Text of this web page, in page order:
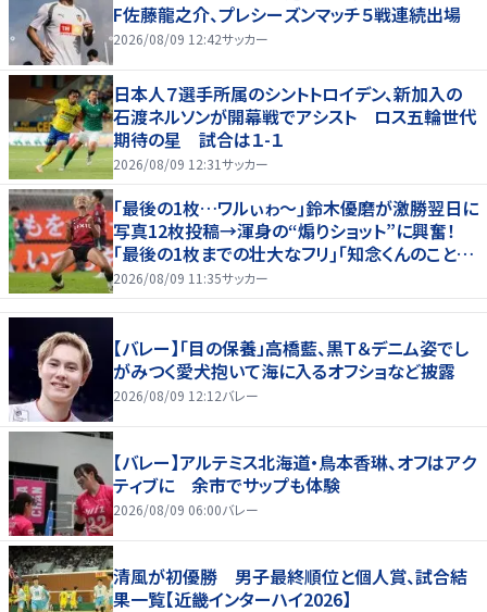
F佐藤龍之介、プレシーズンマッチ５戦連続出場
2026/08/09 12:42サッカー
日本人７選手所属のシントトロイデン、新加入の
石渡ネルソンが開幕戦でアシスト ロス五輪世代
期待の星 試合は１-１
2026/08/09 12:31サッカー
｢最後の1枚…ワルぃゎ〜｣鈴木優磨が激勝翌日に
写真12枚投稿→渾身の“煽りショット”に興奮！
｢最後の1枚までの壮大なフリ｣｢知念くんのことど
んだけ好きなんよｗ｣
2026/08/09 11:35サッカー
【バレー】「目の保養」高橋藍、黒Ｔ＆デニム姿でし
がみつく愛犬抱いて海に入るオフショなど披露
2026/08/09 12:12バレー
【バレー】アルテミス北海道・鳥本香琳、オフはアク
ティブに 余市でサップも体験
2026/08/09 06:00バレー
清風が初優勝 男子最終順位と個人賞、試合結
果一覧【近畿インターハイ2026】